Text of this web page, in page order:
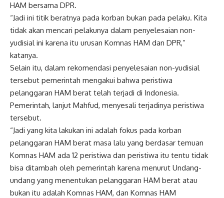
HAM bersama DPR.
“Jadi ini titik beratnya pada korban bukan pada pelaku. Kita
tidak akan mencari pelakunya dalam penyelesaian non-
yudisial ini karena itu urusan Komnas HAM dan DPR,”
katanya.
Selain itu, dalam rekomendasi penyelesaian non-yudisial
tersebut pemerintah mengakui bahwa peristiwa
pelanggaran HAM berat telah terjadi di Indonesia.
Pemerintah, lanjut Mahfud, menyesali terjadinya peristiwa
tersebut.
“Jadi yang kita lakukan ini adalah fokus pada korban
pelanggaran HAM berat masa lalu yang berdasar temuan
Komnas HAM ada 12 peristiwa dan peristiwa itu tentu tidak
bisa ditambah oleh pemerintah karena menurut Undang-
undang yang menentukan pelanggaran HAM berat atau
bukan itu adalah Komnas HAM, dan Komnas HAM